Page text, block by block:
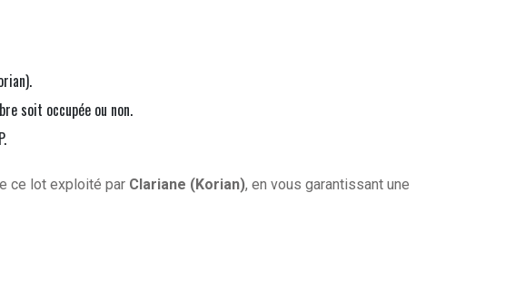
soit occupée ou non.
ce lot exploité par Clariane (Korian), en vous garantissant une